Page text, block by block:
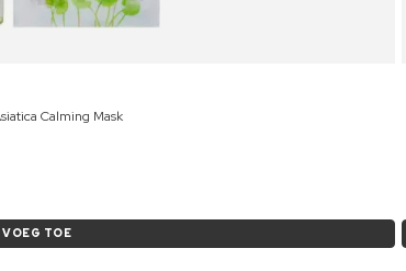
Calming Mask
VOEG TOE